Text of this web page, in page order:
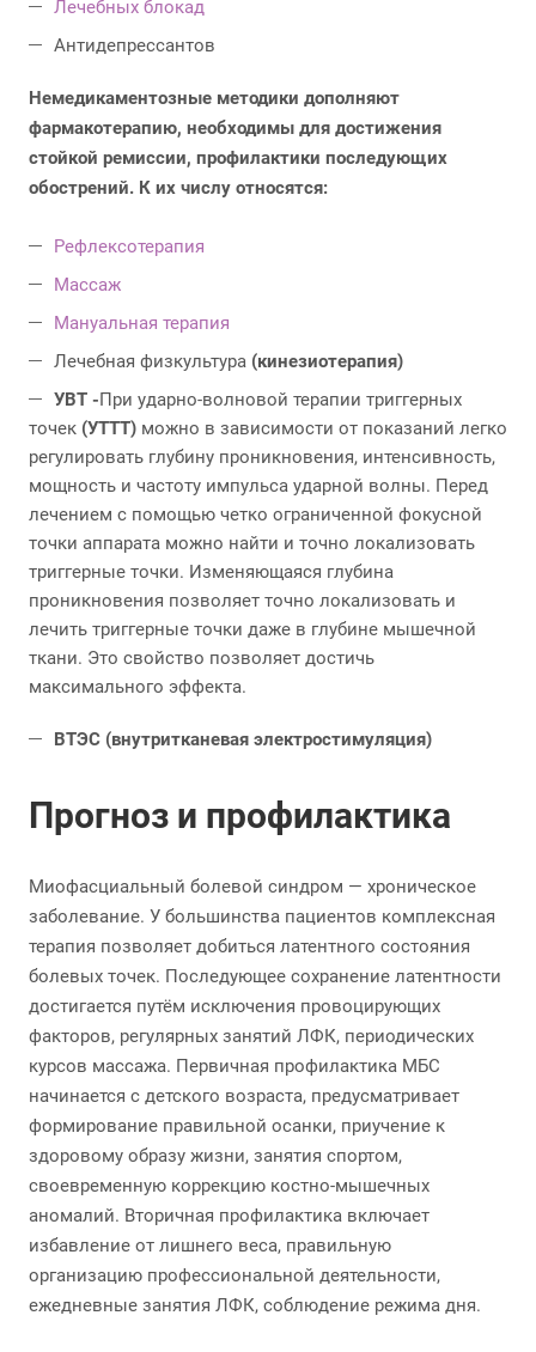
Лечебных блокад
Антидепрессантов
Немедикаментозные методики дополняют
фармакотерапию, необходимы для достижения
стойкой ремиссии, профилактики последующих
обострений. К их числу относятся:
Рефлексотерапия
Массаж
Мануальная терапия
Лечебная физкультура (кинезиотерапия)
УВТ -При ударно-волновой терапии триггерных
точек (УТТТ) можно в зависимости от показаний легко
регулировать глубину проникновения, интенсивность,
мощность и частоту импульса ударной волны. Перед
лечением с помощью четко ограниченной фокусной
точки аппарата можно найти и точно локализовать
триггерные точки. Изменяющаяся глубина
проникновения позволяет точно локализовать и
лечить триггерные точки даже в глубине мышечной
ткани. Это свойство позволяет достичь
максимального эффекта.
ВТЭС (внутритканевая электростимуляция)
Прогноз и профилактика
Миофасциальный болевой синдром — хроническое
заболевание. У большинства пациентов комплексная
терапия позволяет добиться латентного состояния
болевых точек. Последующее сохранение латентности
достигается путём исключения провоцирующих
факторов, регулярных занятий ЛФК, периодических
курсов массажа. Первичная профилактика МБС
начинается с детского возраста, предусматривает
формирование правильной осанки, приучение к
здоровому образу жизни, занятия спортом,
своевременную коррекцию костно-мышечных
аномалий. Вторичная профилактика включает
избавление от лишнего веса, правильную
организацию профессиональной деятельности,
ежедневные занятия ЛФК, соблюдение режима дня.